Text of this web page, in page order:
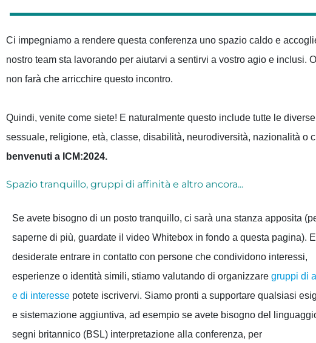
Ci impegniamo a rendere questa conferenza uno spazio caldo e
nostro team sta lavorando per aiutarvi a sentirvi a vostro agio e
non farà che arricchire questo incontro.
Quindi, venite come siete! E naturalmente questo include tutte le
sessuale, religione, età, classe, disabilità, neurodiversità, nazionalità o
benvenuti a ICM:2024.
Spazio tranquillo, gruppi di affinità e altro ancora...
Se avete bisogno di un posto tranquillo, ci sarà una stanza apposita
saperne di più, guardate il video Whitebox in fondo a questa pagina).
desiderate entrare in contatto con persone che condividono interessi,
esperienze o identità simili, stiamo valutando di organizzare gruppi di
e di interesse potete iscrivervi. Siamo pronti a supportare qualsiasi
e sistemazione aggiuntiva, ad esempio se avete bisogno del
segni britannico (BSL) interpretazione alla conferenza, per